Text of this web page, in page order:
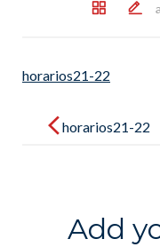
horarios21-22
navigationhorarios21-22
Add